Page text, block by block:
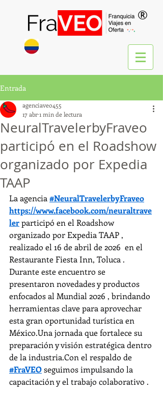
®
Entrada
NeuralTravelerbyFraveo
participó en el Roadshow
organizado por Expedia
TAAP
agenciaveo455
17 abr1 min de lectura
La agencia #NeuralTravelerbyFraveo
https://www.facebook.com/neuraltrave
ler participó en el Roadshow
organizado por Expedia TAAP ,
realizado el 16 de abril de 2026  en el
Restaurante Fiesta Inn, Toluca .
Durante este encuentro se
presentaron novedades y productos
enfocados al Mundial 2026 , brindando
herramientas clave para aprovechar
esta gran oportunidad turística en
México.Una jornada que fortalece su
preparación y visión estratégica dentro
de la industria.Con el respaldo de
#FraVEO seguimos impulsando la
capacitación y el trabajo colaborativo .